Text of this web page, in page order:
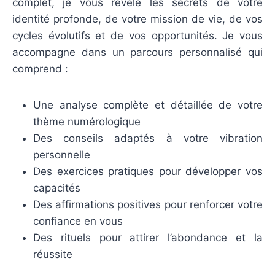
complet, je vous révèle les secrets de votre
identité profonde, de votre mission de vie, de vos
cycles évolutifs et de vos opportunités. Je vous
accompagne dans un parcours personnalisé qui
comprend :
Une analyse complète et détaillée de votre
thème numérologique
Des conseils adaptés à votre vibration
personnelle
Des exercices pratiques pour développer vos
capacités
Des affirmations positives pour renforcer votre
confiance en vous
Des rituels pour attirer l’abondance et la
réussite